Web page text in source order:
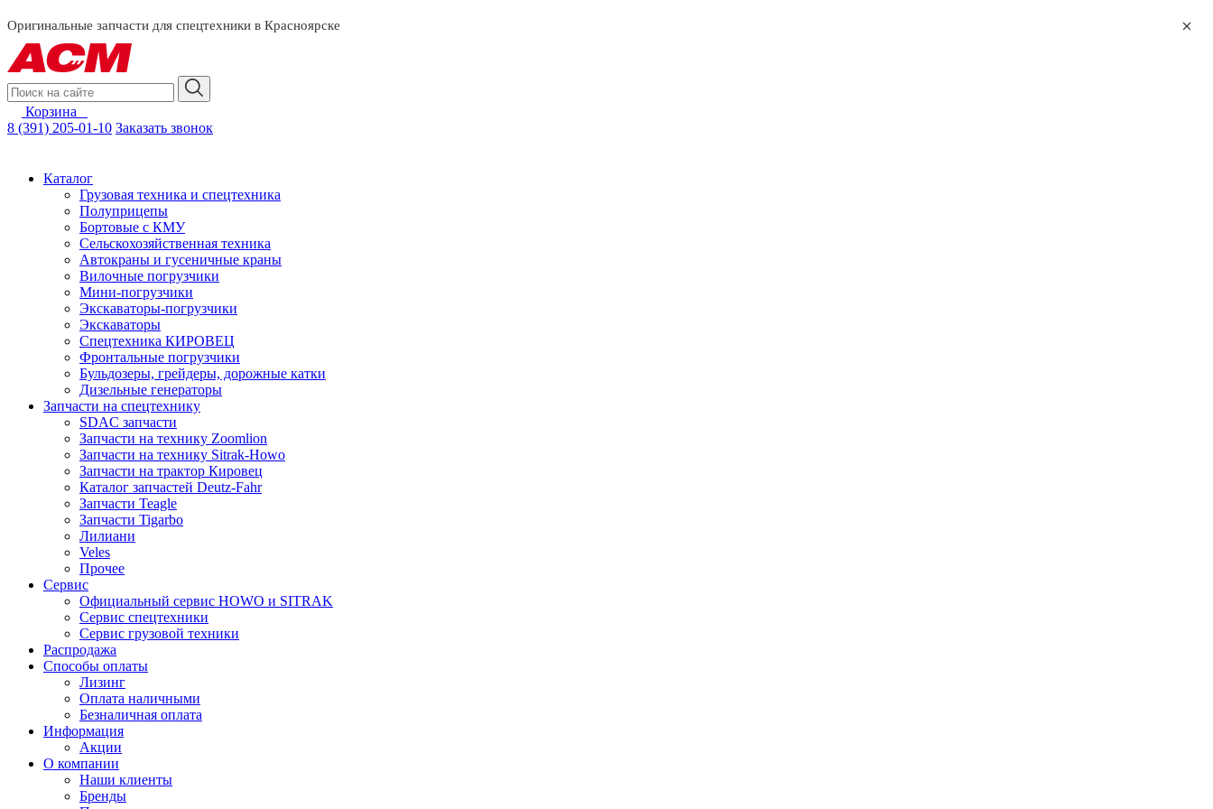
Оригинальные запчасти для спецтехники в Красноярске
Корзина
8 (391) 205-01-10 Заказать звонок
Каталог
Грузовая техника и спецтехника
Полуприцепы
Бортовые с КМУ
Сельскохозяйственная техника
Автокраны и гусеничные краны
Вилочные погрузчики
Мини-погрузчики
Экскаваторы-погрузчики
Экскаваторы
Спецтехника КИРОВЕЦ
Фронтальные погрузчики
Бульдозеры, грейдеры, дорожные катки
Дизельные генераторы
Запчасти на спецтехнику
SDAC запчасти
Запчасти на технику Zoomlion
Запчасти на технику Sitrak-Howo
Запчасти на трактор Кировец
Каталог запчастей Deutz-Fahr
Запчасти Teagle
Запчасти Tigarbo
Лилиани
Veles
Прочее
Сервис
Официальный сервис HOWO и SITRAK
Сервис спецтехники
Сервис грузовой техники
Распродажа
Способы оплаты
Лизинг
Оплата наличными
Безналичная оплата
Информация
Акции
О компании
Наши клиенты
Бренды